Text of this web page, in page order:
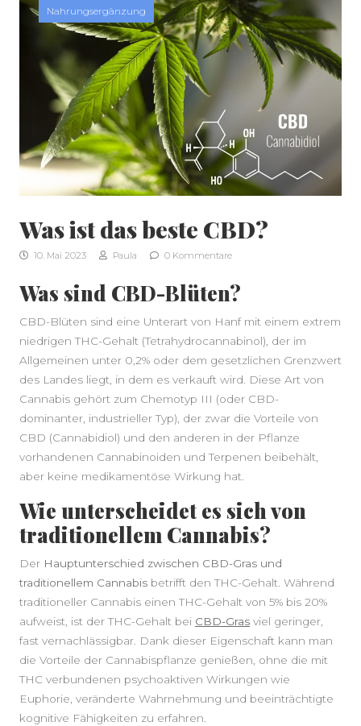
Nahrungsergänzung
Was ist das beste CBD?
10. Mai 2023 Paula 0 Kommentare
Was sind CBD-Blüten?
CBD-Blüten sind eine Unterart von Hanf mit einem extrem
niedrigen THC-Gehalt (Tetrahydrocannabinol), der im
Allgemeinen unter 0,2% oder dem gesetzlichen Grenzwert
des Landes liegt, in dem es verkauft wird. Diese Art von
Cannabis gehört zum Chemotyp III (oder CBD-
dominanter, industrieller Typ), der zwar die Vorteile von
CBD (Cannabidiol) und den anderen in der Pflanze
vorhandenen Cannabinoiden und Terpenen beibehält,
aber keine medikamentöse Wirkung hat.
Wie unterscheidet es sich von
traditionellem Cannabis?
Der Hauptunterschied zwischen CBD-Gras und
traditionellem Cannabis betrifft den THC-Gehalt. Während
traditioneller Cannabis einen THC-Gehalt von 5% bis 20%
aufweist, ist der THC-Gehalt bei CBD-Gras viel geringer,
fast vernachlässigbar. Dank dieser Eigenschaft kann man
die Vorteile der Cannabispflanze genießen, ohne die mit
THC verbundenen psychoaktiven Wirkungen wie
Euphorie, veränderte Wahrnehmung und beeinträchtigte
kognitive Fähigkeiten zu erfahren.